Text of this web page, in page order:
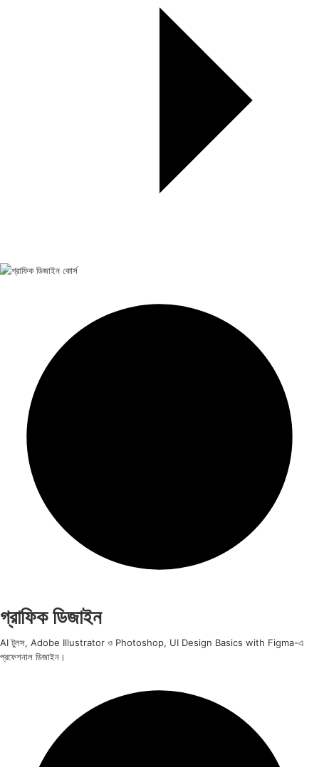
গ্রাফিক ডিজাইন
AI টুলস, Adobe Illustrator ও Photoshop, UI Design Basics with Figma-এ
প্রফেশনাল ডিজাইন।